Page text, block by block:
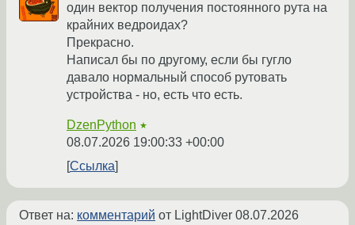
один вектор получения постоянного рута на
крайних ведроидах?
Прекрасно.
Написал бы по другому, если бы гугло
давало нормальный способ рутовать
устройства - но, есть что есть.
DzenPython ★
08.07.2026 19:00:33 +00:00
Ссылка
Ответ на: комментарий от LightDiver 08.07.2026